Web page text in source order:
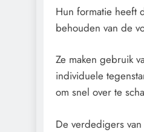
Hun formatie heeft
behouden van de
Ze maken gebruik
individuele
om snel over te
De verdedigers